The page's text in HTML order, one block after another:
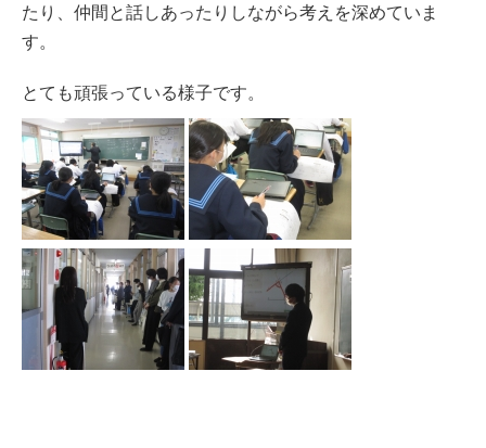
たり、仲間と話しあったりしながら考えを深めていま
す。
とても頑張っている様子です。